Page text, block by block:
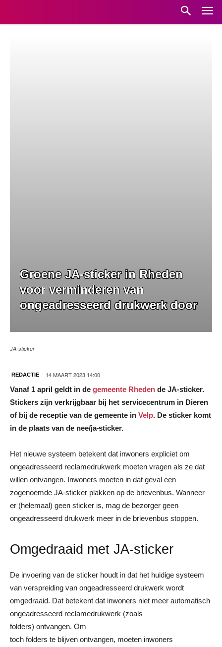
Groene JA-sticker in Rheden
voor verminderen van
ongeadresseerd drukwerk door
JA-sticker
REDACTIE 14 MAART 2023 14:00
Vanaf 1 april geldt in de gemeente Rheden de JA-sticker.
Stickers zijn verkrijgbaar bij het servicecentrum in Dieren
of bij de receptie van de gemeente in Velp. De sticker komt
in de plaats van de nee/ja sticker.
Het nieuwe systeem betekent dat inwoners expliciet om
ongeadresseerd reclamedrukwerk moeten vragen als ze dat
willen ontvangen. Inwoners moeten in dat geval een
zogenoemde JA-sticker plakken op de brievenbus. Wanneer
er (helemaal) geen sticker is, mag de bezorger geen
ongeadresseerd drukwerk meer in de brievenbus stoppen.
Omgedraaid met JA-sticker
De invoering van de sticker houdt in dat het huidige systeem
van verspreiding van ongeadresseerd drukwerk wordt
omgedraaid. Dat betekent dat inwoners niet meer automatisch
ongeadresseerd reclamedrukwerk (zoals
folders) ontvangen. Om
toch folders te blijven ontvangen, moeten inwoners